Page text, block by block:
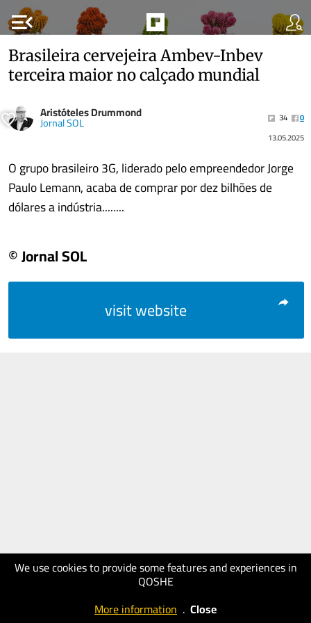
menu_open
We use cookies to provide some features and experiences in
QOSHE
More information . Close
Brasileira cervejeira Ambev-Inbev
terceira maior no calçado mundial
Aristóteles Drummond
Jornal SOL 34
0
13.05.2025
O grupo brasileiro 3G, liderado pelo empreendedor Jorge
Paulo Lemann, acaba de comprar por dez bilhões de
dólares a indústria........
© Jornal SOL
visit website